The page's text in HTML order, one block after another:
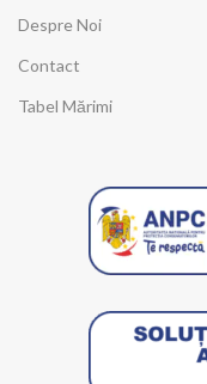
Despre Noi
Contact
Tabel Mărimi